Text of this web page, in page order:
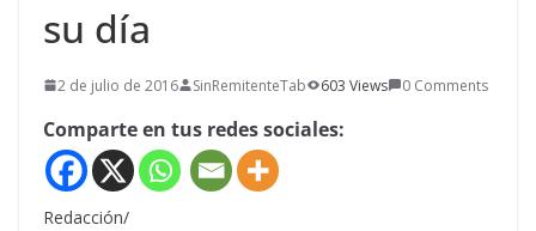
su día
2 de julio de 2016 SinRemitenteTab 603 Views 0 Comments
Comparte en tus redes sociales:
Redacción/